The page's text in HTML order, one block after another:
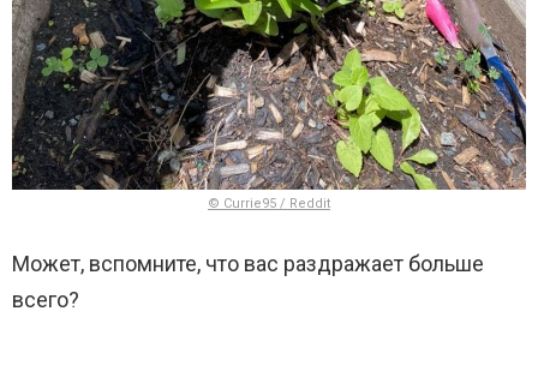
© Currie95 / Reddit
Может, вспомните, что вас раздражает больше
всего?